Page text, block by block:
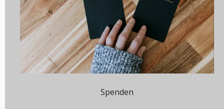
Spenden